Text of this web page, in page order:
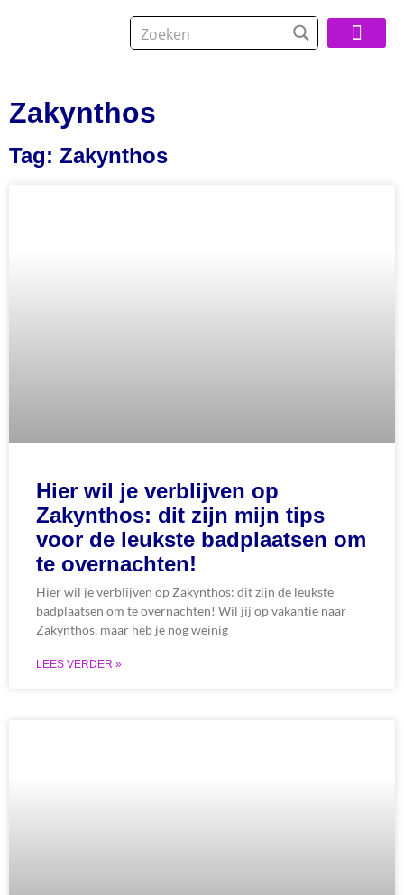
Zakynthos
Tag: Zakynthos
Hier wil je verblijven op
Zakynthos: dit zijn mijn tips
voor de leukste badplaatsen om
te overnachten!
Hier wil je verblijven op Zakynthos: dit zijn de leukste
badplaatsen om te overnachten! Wil jij op vakantie naar
Zakynthos, maar heb je nog weinig
LEES VERDER »